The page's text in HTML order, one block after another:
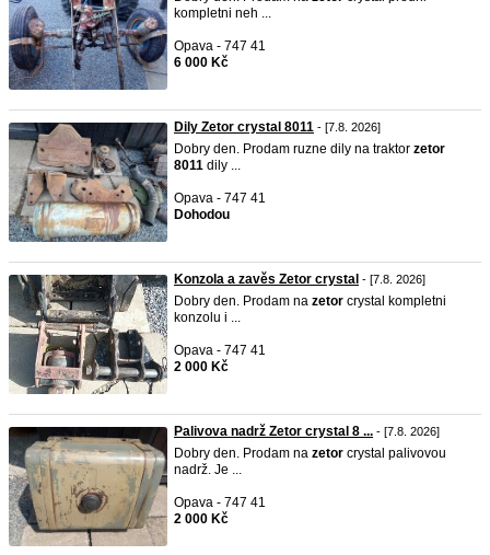
kompletni neh ...
Opava - 747 41
6 000 Kč
Dily Zetor crystal 8011 - [7.8. 2026]
Dobry den. Prodam ruzne dily na traktor zetor
8011 dily ...
Opava - 747 41
Dohodou
Konzola a zavěs Zetor crystal - [7.8. 2026]
Dobry den. Prodam na zetor crystal kompletni
konzolu i ...
Opava - 747 41
2 000 Kč
Palivova nadrž Zetor crystal 8 ... - [7.8. 2026]
Dobry den. Prodam na zetor crystal palivovou
nadrž. Je ...
Opava - 747 41
2 000 Kč